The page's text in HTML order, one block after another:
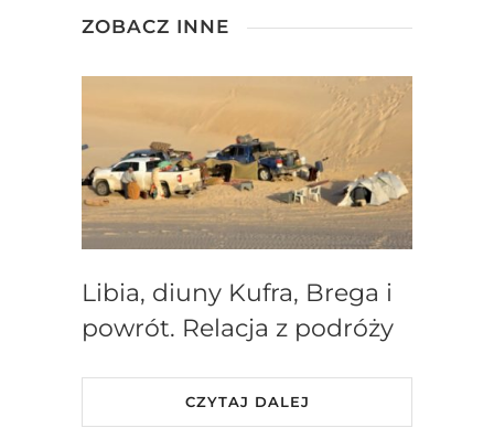
ZOBACZ INNE
Libia, diuny Kufra, Brega i
powrót. Relacja z podróży
CZYTAJ DALEJ